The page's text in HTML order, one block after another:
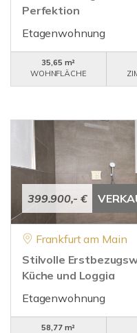
Perfektion
Etagenwohnung
35,65 m²
WOHNFLÄCHE
399.900,- €
Frankfurt am Main
Stilvolle
Küche und Loggia
Etagenwohnung
58,77 m²